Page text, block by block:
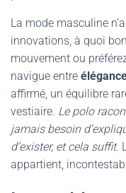
La mode masculine
innovations, à quoi
mouvement ou
navigue entre
affirmé, un équilibre
vestiaire. Le polo
jamais besoin
d’exister, et cela suffit.
appartient,